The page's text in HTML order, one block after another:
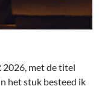
2026, met de titel
het stuk besteed ik